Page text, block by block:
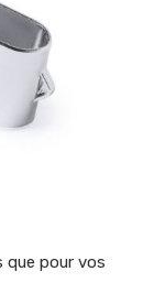
que pour vos